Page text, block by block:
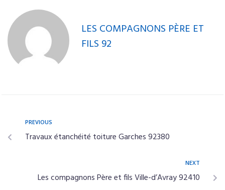
LES COMPAGNONS PÈRE ET
FILS 92
PREVIOUS
Travaux étanchéité toiture Garches 92380
NEXT
Les compagnons Père et fils Ville-d’Avray 92410